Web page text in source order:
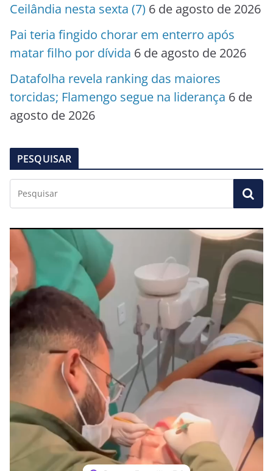
Ceilândia nesta sexta (7) 6 de agosto de 2026
Pai teria fingido chorar em enterro após
matar filho por dívida 6 de agosto de 2026
Datafolha revela ranking das maiores
torcidas; Flamengo segue na liderança 6 de
agosto de 2026
PESQUISAR